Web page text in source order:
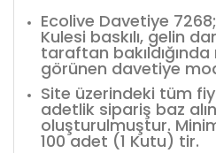
Ecolive Davetiye 7268;
Kulesi baskılı, gelin
taraftan
görünen davetiye
Site üzerindeki tüm
adetlik sipariş baz
oluşturulmuştur.
100 adet (1 Kutu) tir.